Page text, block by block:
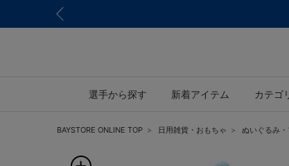
選手から探す 新着アイテム カテゴ
BAYSTORE ONLINE TOP 日用雑貨・おもちゃ ぬいぐるみ